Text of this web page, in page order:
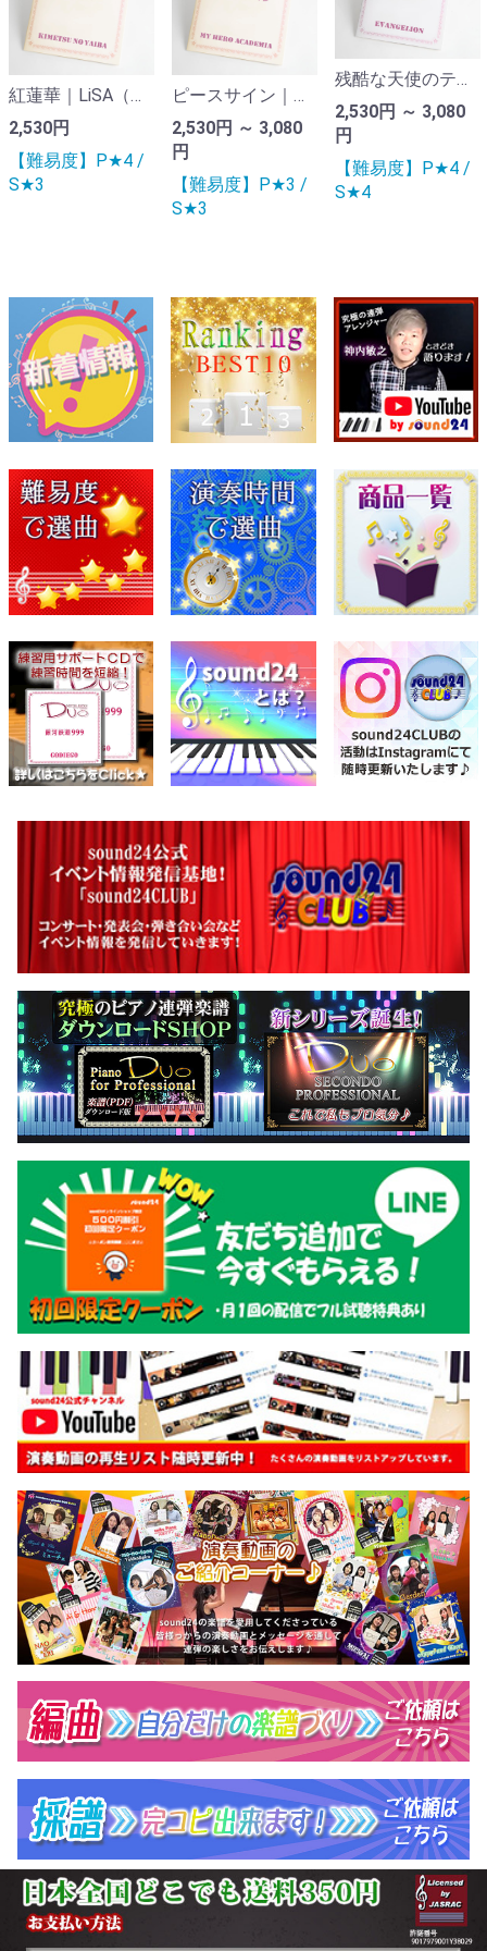
紅蓮華｜LiSA（アニメ「鬼滅の刃」より）ピアノ連弾楽譜
2,530円
【難易度】P★4 /
S★3
ピースサイン｜米津玄師 アニメ『僕のヒーローアカデミア』（ピアノ連弾楽譜）
2,530円 ～ 3,080
円
【難易度】P★3 /
S★3
残酷な天使のテーゼ｜アニメ「エヴァンゲリオン」より（ピアノ連弾楽譜）
2,530円 ～ 3,080
円
【難易度】P★4 /
S★4